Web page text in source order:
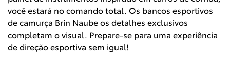
você estará no comando total. Os bancos esportivos
de camurça Brin Naube os detalhes exclusivos
completam o visual. Prepare-se para uma experiência
de direção esportiva sem igual!